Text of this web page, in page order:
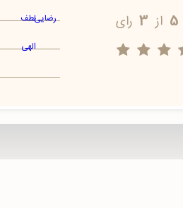
5 از 3 رای